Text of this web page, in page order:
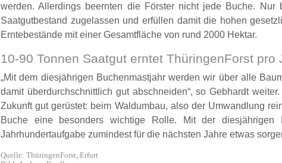
werden. Allerdings beernten die Förster nicht jede Buche.
Saatgutbestand zugelassen und erfüllen damit die hohen
Erntebestände mit einer Gesamtfläche von rund 2000 Hektar.
10-90 Tonnen Saatgut erntet ThüringenForst pro
„Mit dem diesjährigen Buchenmastjahr werden wir über alle
damit überdurchschnittlich gut abschneiden“, so Gebhardt
Zukunft gut gerüstet: beim Waldumbau, also der Umwandlung
Buche eine besonders wichtige Rolle. Mit der
Jahrhundertaufgabe zumindest für die nächsten Jahre etwas
Quelle: ThüringenForst, Erfurt